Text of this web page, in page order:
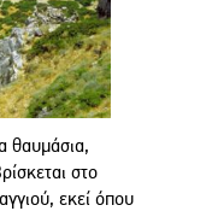
θαυμάσια,
στο
εκεί όπου